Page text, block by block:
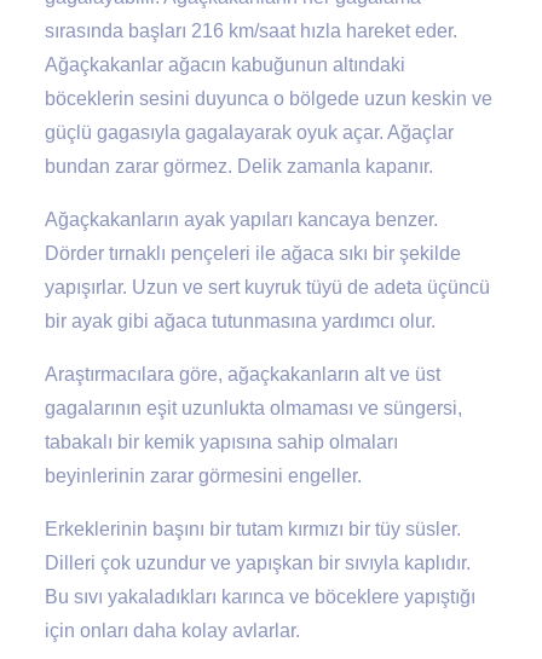
sırasında başları 216 km/saat hızla hareket eder.
Ağaçkakanlar ağacın kabuğunun altındaki
böceklerin sesini duyunca o bölgede uzun keskin ve
güçlü gagasıyla gagalayarak oyuk açar. Ağaçlar
bundan zarar görmez. Delik zamanla kapanır.
Ağaçkakanların ayak yapıları kancaya benzer.
Dörder tırnaklı pençeleri ile ağaca sıkı bir şekilde
yapışırlar. Uzun ve sert kuyruk tüyü de adeta üçüncü
bir ayak gibi ağaca tutunmasına yardımcı olur.
Araştırmacılara göre, ağaçkakanların alt ve üst
gagalarının eşit uzunlukta olmaması ve süngersi,
tabakalı bir kemik yapısına sahip olmaları
beyinlerinin zarar görmesini engeller.
Erkeklerinin başını bir tutam kırmızı bir tüy süsler.
Dilleri çok uzundur ve yapışkan bir sıvıyla kaplıdır.
Bu sıvı yakaladıkları karınca ve böceklere yapıştığı
için onları daha kolay avlarlar.